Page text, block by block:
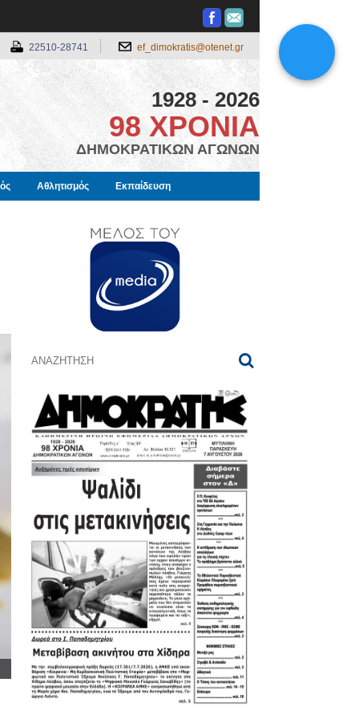
22510-28741 ef_dimokratis@otenet.gr
1928 - 2026
98 ΧΡΟΝΙΑ
ΔΗΜΟΚΡΑΤΙΚΩΝ ΑΓΩΝΩΝ
Αθλητισμός Εκπαίδευση